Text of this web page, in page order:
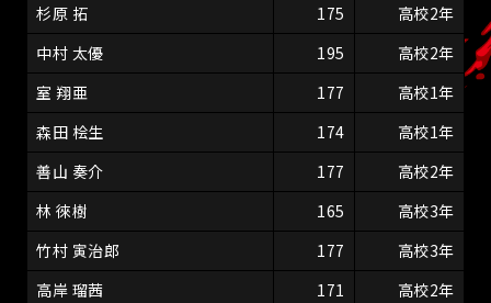
杉原 拓
175
高校2年
中村 太優
195
高校2年
室 翔亜
177
高校1年
森田 桧生
174
高校1年
善山 奏介
177
高校2年
林 徠樹
165
高校3年
竹村 寅治郎
177
高校3年
高岸 瑠茜
171
高校2年